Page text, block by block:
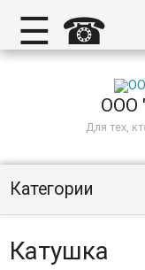
☰ ☎
ООО
Для тех,
Категории
Катушка